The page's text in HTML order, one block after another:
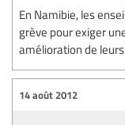
En Namibie, les
grève pour exiger
amélioration de
14 août 2012